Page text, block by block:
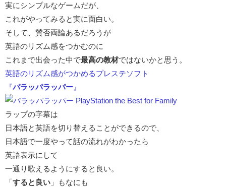
実にシンプルなゲームだが、
これがやってみると実に面白い。
そして、賛否両論あるだろうが
英語のリズム感をつかむのに
これまで出会った中で最高の教材ではないかと思う。
英語のリズム感がつかめるプレステソフト
『パラッパラッパー 』
ラップの字幕は
日本語と英語を切り替えることができるので、
日本語で一度やって話の流れがわかったら
英語表示にして
一通り歌えるようにすると良い。
「すると良い 」もなにも